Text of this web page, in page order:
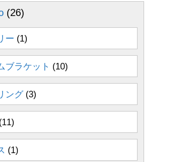
(26)
ー (1)
ブラケット (10)
ング (3)
(11)
(1)